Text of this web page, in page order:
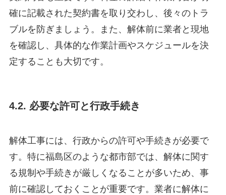
確に記載された契約書を取り交わし、後々のトラ
ブルを防ぎましょう。また、解体前に業者と現地
を確認し、具体的な作業計画やスケジュールを決
定することも大切です。
4.2. 必要な許可と行政手続き
解体工事には、行政からの許可や手続きが必要で
す。特に福島区のような都市部では、解体に関す
る規制や手続きが厳しくなることが多いため、事
前に確認しておくことが重要です。業者に解体に